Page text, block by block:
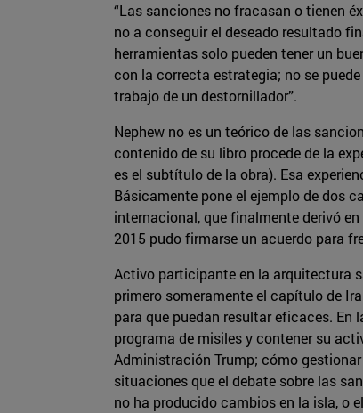
“Las sanciones no fracasan o tienen
no a conseguir el deseado resultado
herramientas solo pueden tener un
con la correcta estrategia; no se
trabajo de un destornillador”.
Nephew no es un teórico de las
contenido de su libro procede de la
es el subtítulo de la obra). Esa
Básicamente pone el ejemplo de dos
internacional, que finalmente derivó
2015 pudo firmarse un acuerdo para
Activo participante en la arquitectura
primero someramente el capítulo de
para que puedan resultar eficaces.
programa de misiles y contener su
Administración Trump; cómo
situaciones que el debate sobre las
no ha producido cambios en la isla, o